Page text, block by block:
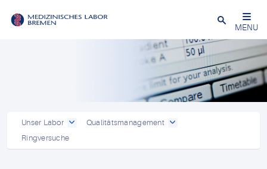
Schließen
MENU
Unser Labor
Qualitätsmanagement
Ringversuche